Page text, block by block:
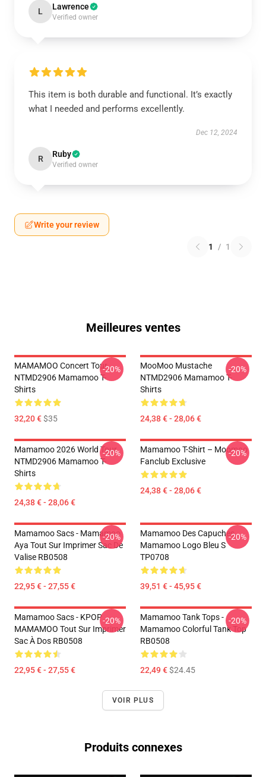
L Lawrence
Verified owner
This item is both durable and functional. It’s exactly
what I needed and performs excellently.
Dec 12, 2024
R Ruby
Verified owner
Write your review
1 / 1
Meilleures ventes
MAMAMOO Concert Tour
NTMD2906 Mamamoo T-
Shirts
32,20 €$35
-20%
MooMoo Mustache
NTMD2906 Mamamoo T-
Shirts
24,38 € - 28,06 €
-20%
Mamamoo 2026 World Tour
NTMD2906 Mamamoo T-
Shirts
24,38 € - 28,06 €
-20%
Mamamoo T-Shirt – Moomoo
Fanclub Exclusive
24,38 € - 28,06 €
-20%
Mamamoo Sacs - Mamamoo
Aya Tout Sur Imprimer Sac De
Valise RB0508
22,95 € - 27,55 €
-20%
Mamamoo Des Capuches...
Mamamoo Logo Bleu S
TP0708
39,51 € - 45,95 €
-20%
Mamamoo Sacs - KPOP
MAMAMOO Tout Sur Imprimer
Sac À Dos RB0508
22,95 € - 27,55 €
-20%
Mamamoo Tank Tops -
Mamamoo Colorful Tank Top
RB0508
22,49 €$24.45
-20%
VOIR PLUS
Produits connexes